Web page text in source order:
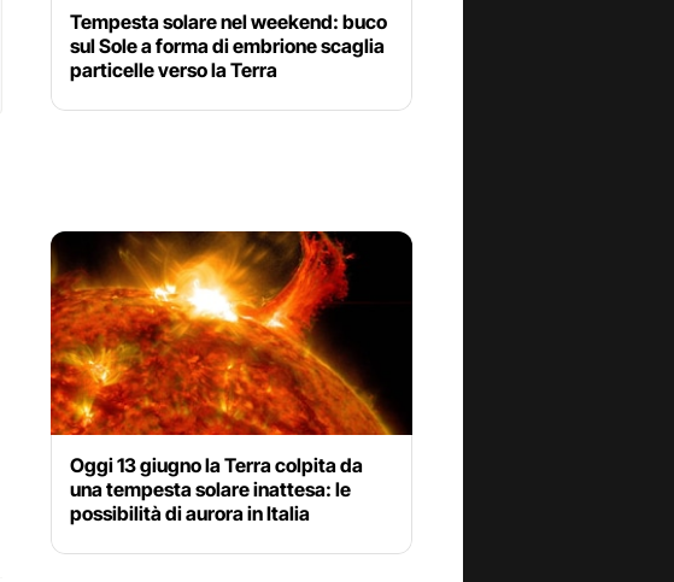
Tempesta solare nel weekend: buco
sul Sole a forma di embrione scaglia
particelle verso la Terra
Oggi 13 giugno la Terra colpita da
una tempesta solare inattesa: le
possibilità di aurora in Italia